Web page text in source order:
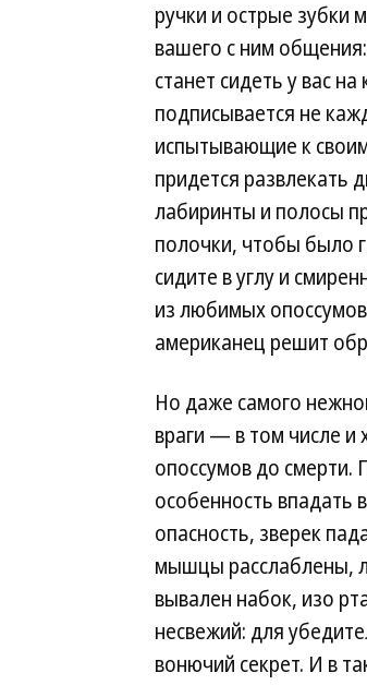
ручки и острые зубки
вашего с ним
станет сидеть у вас
подписывается не
испытывающие к
придется развлекать
лабиринты и полосы
полочки, чтобы было
сидите в углу и
из любимых
американец решит
Но даже самого
враги — в том числе и
опоссумов до смерти.
особенность впадать
опасность, зверек
мышцы расслаблены,
вывален набок, изо
несвежий: для
вонючий секрет. И в